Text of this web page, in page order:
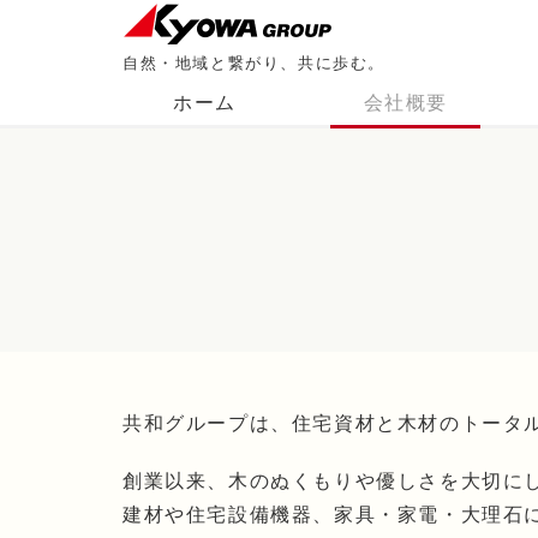
自然・地域と繋がり、共に歩む。
ホーム 会社概要
共和グループは、住宅資材と木材のトー
創業以来、木のぬくもりや優しさを大切
建材や住宅設備機器、家具・家電・大理